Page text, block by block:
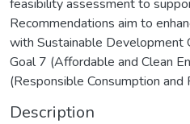
feasibility assessment to
Recommendations aim to
with Sustainable Development
Goal 7 (Affordable and Clean
(Responsible Consumption and
Description